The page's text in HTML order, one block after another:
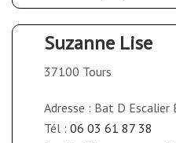
Suzanne Lise
37100 Tours
Adresse : Bat D Escalier
Tél : 06 03 61 87 38